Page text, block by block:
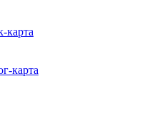
карта
карта